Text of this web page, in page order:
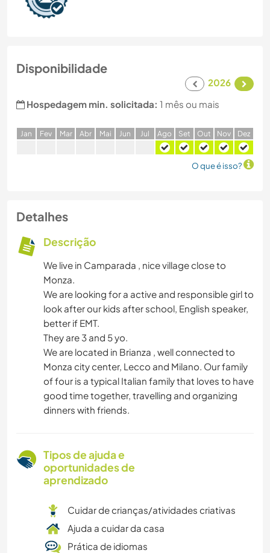
Disponibilidade
2026
Hospedagem min. solicitada: 1 mês ou mais
Jan Fev Mar Abr Mai Jun Jul Ago Set Out Nov Dez
O que é isso?
Detalhes
Descrição
We live in Camparada , nice village close to
Monza.
We are looking for a active and responsible girl to
look after our kids after school, English speaker,
better if EMT.
They are 3 and 5 yo.
We are located in Brianza , well connected to
Monza city center, Lecco and Milano. Our family
of four is a typical Italian family that loves to have
good time together, travelling and organizing
dinners with friends.
Tipos de ajuda e
oportunidades de
aprendizado
Cuidar de crianças/atividades criativas
Ajuda a cuidar da casa
Prática de idiomas